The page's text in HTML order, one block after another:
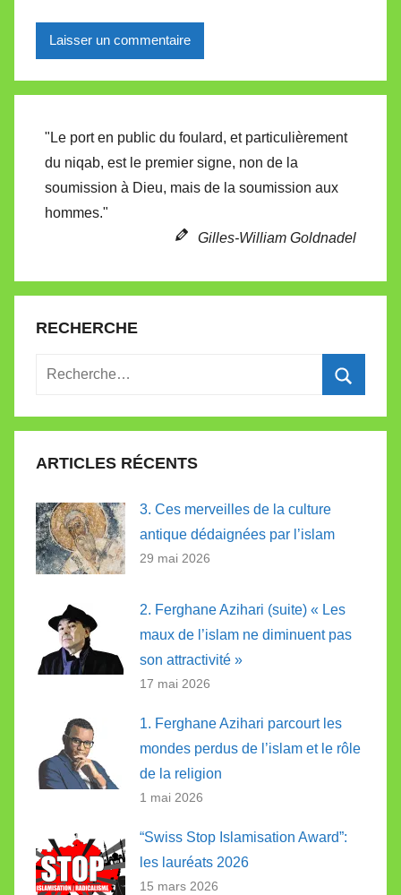
"Le port en public du foulard, et particulièrement
du niqab, est le premier signe, non de la
soumission à Dieu, mais de la soumission aux
hommes."
Gilles-William Goldnadel
RECHERCHE
Recherche
:
ARTICLES RÉCENTS
3. Ces merveilles de la culture
antique dédaignées par l’islam
29 mai 2026
2. Ferghane Azihari (suite) « Les
maux de l’islam ne diminuent pas
son attractivité »
17 mai 2026
1. Ferghane Azihari parcourt les
mondes perdus de l’islam et le rôle
de la religion
1 mai 2026
“Swiss Stop Islamisation Award”:
les lauréats 2026
15 mars 2026